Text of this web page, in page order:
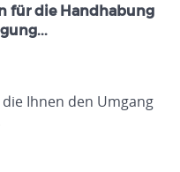
für die Handhabung
Ihnen den Umgang